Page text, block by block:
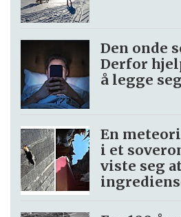
Den onde
Derfor
å legge
En
i et
viste seg